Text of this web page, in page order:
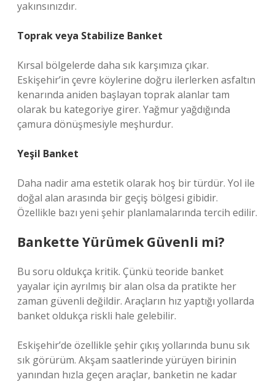
yakınsınızdır.
Toprak veya Stabilize Banket
Kırsal bölgelerde daha sık karşımıza çıkar.
Eskişehir’in çevre köylerine doğru ilerlerken asfaltın
kenarında aniden başlayan toprak alanlar tam
olarak bu kategoriye girer. Yağmur yağdığında
çamura dönüşmesiyle meşhurdur.
Yeşil Banket
Daha nadir ama estetik olarak hoş bir türdür. Yol ile
doğal alan arasında bir geçiş bölgesi gibidir.
Özellikle bazı yeni şehir planlamalarında tercih edilir.
Bankette Yürümek Güvenli mi?
Bu soru oldukça kritik. Çünkü teoride banket
yayalar için ayrılmış bir alan olsa da pratikte her
zaman güvenli değildir. Araçların hız yaptığı yollarda
banket oldukça riskli hale gelebilir.
Eskişehir’de özellikle şehir çıkış yollarında bunu sık
sık görürüm. Akşam saatlerinde yürüyen birinin
yanından hızla geçen araçlar, banketin ne kadar